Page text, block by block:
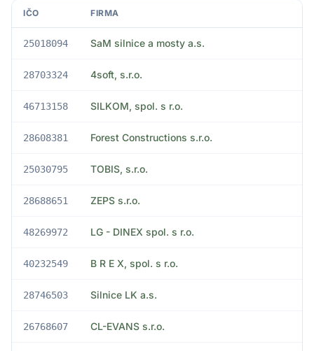
IČO FIRMA
25018094 SaM silnice a mosty a.s.
28703324 4soft, s.r.o.
46713158 SILKOM, spol. s r.o.
28608381 Forest Constructions s.r.o.
25030795 TOBIS, s.r.o.
28688651 ZEPS s.r.o.
48269972 LG - DINEX spol. s r.o.
40232549 B R E X, spol. s r.o.
28746503 Silnice LK a.s.
26768607 CL-EVANS s.r.o.